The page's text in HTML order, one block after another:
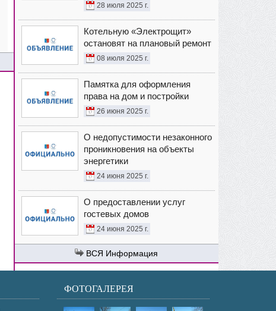
28 июля 2025 г.
Котельную «Электрощит»
остановят на плановый ремонт
08 июля 2025 г.
Памятка для оформления
права на дом и постройки
26 июня 2025 г.
О недопустимости незаконного
проникновения на объекты
энергетики
24 июня 2025 г.
О предоставлении услуг
гостевых домов
24 июня 2025 г.
Информация
ФОТОГАЛЕРЕЯ